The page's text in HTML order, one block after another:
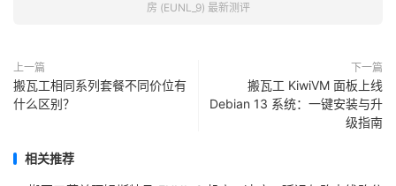
房 (EUNL_9) 最新测评
上一篇
搬瓦工相同系列套餐不同价位有
什么区别？
下一篇
搬瓦工 KiwiVM 面板上线
Debian 13 系统：一键安装与升
级指南
相关推荐